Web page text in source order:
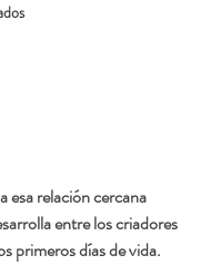
esa relación cercana
entre los criadores
primeros días de vida.